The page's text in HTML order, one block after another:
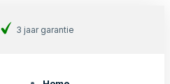
3 jaar garantie